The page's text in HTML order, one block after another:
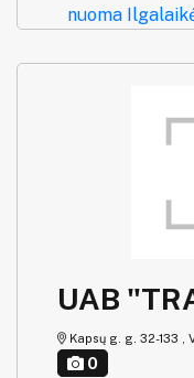
nuoma
UAB
Kapsų g. g. 32-133 ,
0